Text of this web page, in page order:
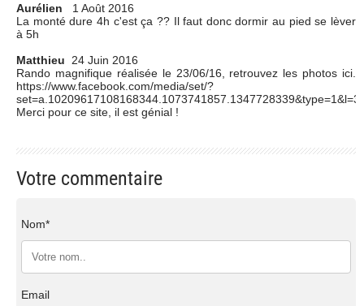
Aurélien
1 Août 2016
La monté dure 4h c'est ça ?? Il faut donc dormir au pied se lèver
à 5h
Matthieu
24 Juin 2016
Rando magnifique réalisée le 23/06/16, retrouvez les photos ici.
https://www.facebook.com/media/set/?
Merci pour ce site, il est génial !
Votre commentaire
Nom*
Email